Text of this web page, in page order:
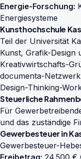
Energie-Forschung:
Energiesysteme
Kunsthochschule
Teil der Universität
Kunst, Grafik-Design
Kreativwirtschafts-
documenta-Netzwerk
Design-Thinking-
Steuerliche
Für
und das zuständige
Gewerbesteuer in
Gewerbesteuer-
Freibetrag: 24.500 €